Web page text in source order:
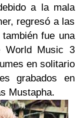
a la mala
regresó a las
fue una
World Music 3
en solitario
grabados en
Mustapha.